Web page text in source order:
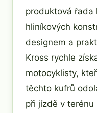
produktová řada
hliníkových
designem a
Kross rychle
motocyklisty,
těchto kufrů
při jízdě v